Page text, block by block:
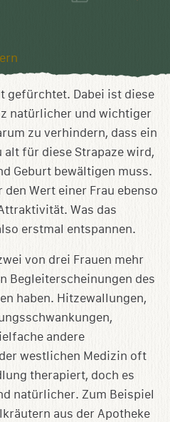
gefürchtet. Dabei ist diese
natürlicher und wichtiger
zu verhindern, dass ein
alt für diese Strapaze wird,
Geburt bewältigen muss.
den Wert einer Frau ebenso
Was das
erstmal entspannen.
von drei Frauen mehr
Begleiterscheinungen des
haben. Hitzewallungen,
andere
westlichen Medizin oft
therapiert, doch es
natürlicher. Zum Beispiel
aus der Apotheke